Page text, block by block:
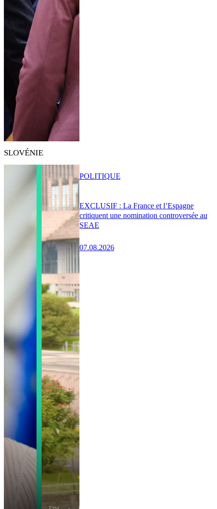
SLOVÉNIE
EXCLUSIF : La France et l’Espagne
critiquent une nomination controversée au
SEAE
07.08.2026
POLITIQUE